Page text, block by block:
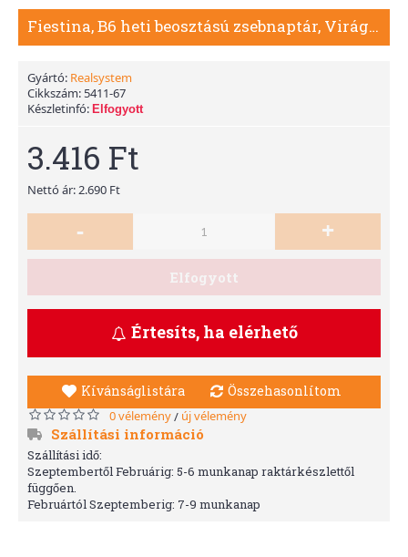
Fiestina, B6 heti beosztású zsebnaptár, Virágminta
Gyártó: Realsystem
Cikkszám: 5411-67
Készletinfó: Elfogyott
3.416 Ft
Nettó ár: 2.690 Ft
- +
Elfogyott
Értesíts, ha elérhető
Kívánságlistára Összehasonlítom
0 vélemény/ új vélemény
Szállítási információ
Szállítási idő:
Szeptembertől Februárig: 5-6 munkanap raktárkészlettől
függően.
Februártól Szeptemberig: 7-9 munkanap